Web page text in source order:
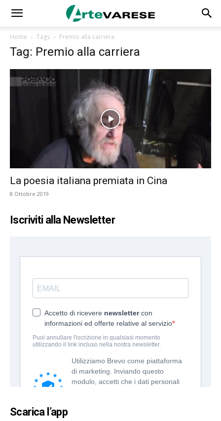
Home Tags Premio alla carriera
Tag: Premio alla carriera
La poesia italiana premiata in Cina
8 Ottobre 2019
Iscriviti alla Newsletter
Scarica l’app